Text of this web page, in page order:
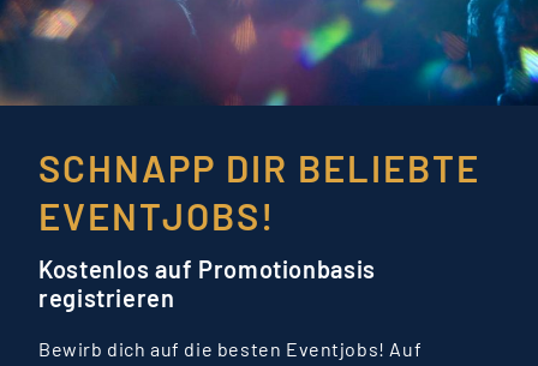
SCHNAPP DIR BELIEBTE
EVENTJOBS!
Kostenlos auf Promotionbasis
registrieren
Bewirb dich auf die besten Eventjobs! Auf